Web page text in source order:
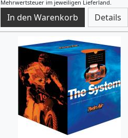
Mehrwertsteuer im jeweiligen Lieferland.
Details